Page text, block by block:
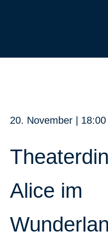
20. November 18:00
Alice im